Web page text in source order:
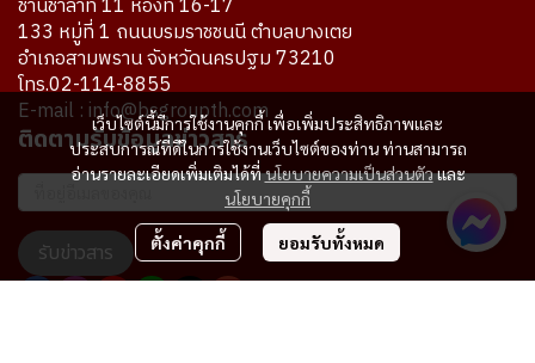
เว็บไซต์นี้มีการใช้งานคุกกี้ เพื่อเพิ่มประสิทธิภาพและ
ประสบการณ์ที่ดีในการใช้งานเว็บไซต์ของท่าน ท่านสามารถ
อ่านรายละเอียดเพิ่มเติมได้ที่นโยบายความเป็นส่วนตัวและ
นโยบายคุกกี้
ตั้งค่าคุกกี้ ยอมรับทั้งหมด
ชานชาลาที่ 11 ห้องที่ 16-17
133 หมู่ที่ 1 ถนนบรมราชชนนี ตำบลบางเตย
อำเภอสามพราน จังหวัดนครปฐม 73210
โทร.02-114-8855
E-mail : info@bsgroupth.com
ติดตามรับข้อมูลข่าวสาร
รับข่าวสาร